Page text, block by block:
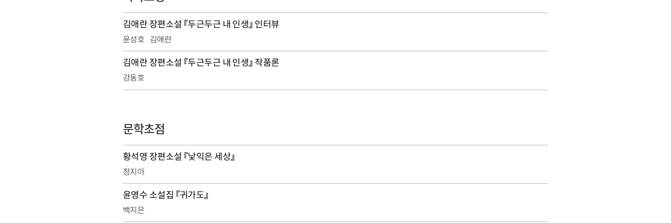
김애란 장편소설 『두근두근 내 인생』 인터뷰
윤성호 김애란
김애란 장편소설 『두근두근 내 인생』 작품론
강동호
문학초점
황석영 장편소설 『낯익은 세상』
정지아
윤영수 소설집 『귀가도』
백지은